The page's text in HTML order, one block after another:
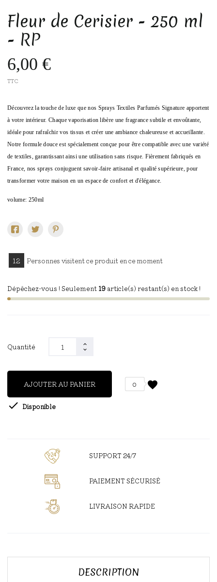
Fleur de Cerisier - 250 ml
- RP
6,00 €
TTC
Découvrez la touche de luxe que nos Sprays Textiles Parfumés Signature apportent
à votre intérieur. Chaque vaporisation libère une fragrance subtile et envoûtante,
idéale pour rafraîchir vos tissus et créer une ambiance chaleureuse et accueillante.
Notre formule douce est spécialement conçue pour être compatible avec une variété
de textiles, garantissant ainsi une utilisation sans risque. Fièrement fabriqués en
France, nos sprays conjuguent savoir-faire artisanal et qualité supérieure, pour
transformer votre maison en un espace de confort et d'élégance.
volume: 250ml
12 Personnes visitent ce produit en ce moment
Dépêchez-vous ! Seulement 19 article(s) restant(s) en stock !
Quantité
AJOUTER AU PANIER favorite
0
 Disponible
SUPPORT 24/7
PAIEMENT SÉCURISÉ
LIVRAISON RAPIDE
DESCRIPTION